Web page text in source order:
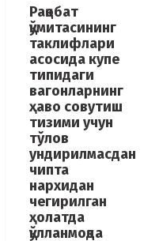
Рақобат
қўмитасининг
таклифлари
асосида купе
типидаги
вагонларнинг
ҳаво совутиш
тизими учун
тўлов
ундирилмасдан
чипта
нархидан
чегирилган
ҳолатда
қўлланмоқда